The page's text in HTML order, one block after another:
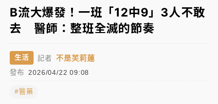
故宮《龍藏經》特展第2檔！今線上預約開賣一度塞車
周六起展出延長至晚上7時
台東農業處長涉圖利渡假村！東檢抗告成功 今重開羈
父親節泡湯了！中颱白海豚雨彈轟3天 「紅到發紫」降
雨熱區曝
B流大爆發！一班「12中9」3人不敢
去 醫師：整班全滅的節奏
生活 記者 不是芙莉蓮
發布 2026/04/22 09:08
#醫藥